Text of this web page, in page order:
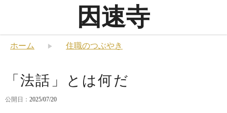
因速寺
ホーム 住職のつぶやき
「法話」とは何だ
公開日： 2025/07/20